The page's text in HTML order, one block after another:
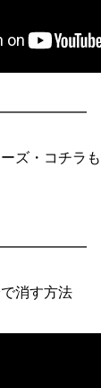
ズ・コチラも
消す方法